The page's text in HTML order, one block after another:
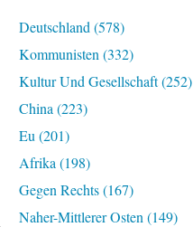
Deutschland (578)
Kommunisten (332)
Kultur Und Gesellschaft(252)
China (223)
Eu (201)
Afrika (198)
Gegen Rechts(167)
Naher-Mittlerer Osten (149)